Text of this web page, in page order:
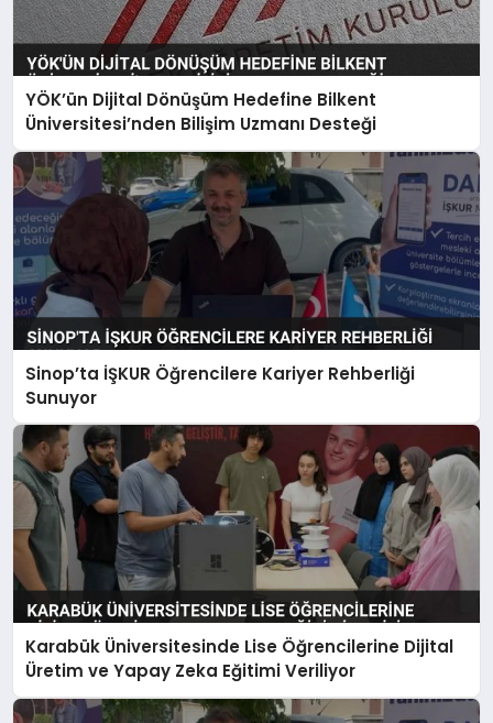
YÖK’ün Dijital Dönüşüm Hedefine Bilkent
Üniversitesi’nden Bilişim Uzmanı Desteği
Sinop’ta İŞKUR Öğrencilere Kariyer Rehberliği
Sunuyor
Karabük Üniversitesinde Lise Öğrencilerine Dijital
Üretim ve Yapay Zeka Eğitimi Veriliyor